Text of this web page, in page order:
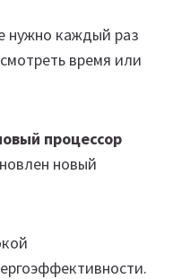
нужно каждый раз
время или
процессор
новый